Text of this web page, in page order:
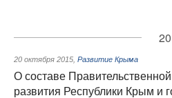
20 октября 2015 Развитие Крыма
О составе
развития Республики Крым и